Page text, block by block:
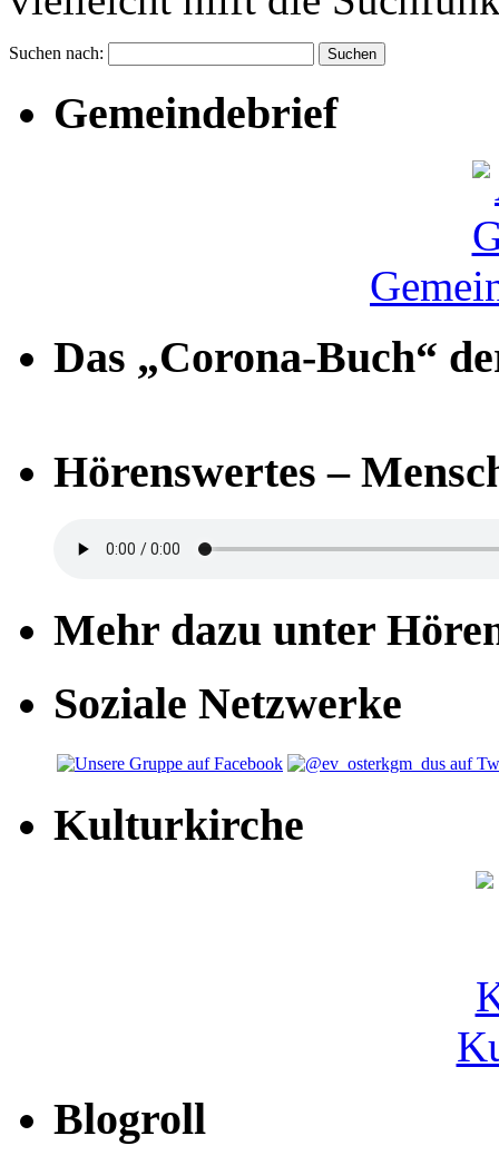
Suchen nach:
Gemeindebrief
Das „Corona-Buch“
Hörenswertes –
Mehr dazu unter
Soziale Netzwerke
Kulturkirche
Blogroll